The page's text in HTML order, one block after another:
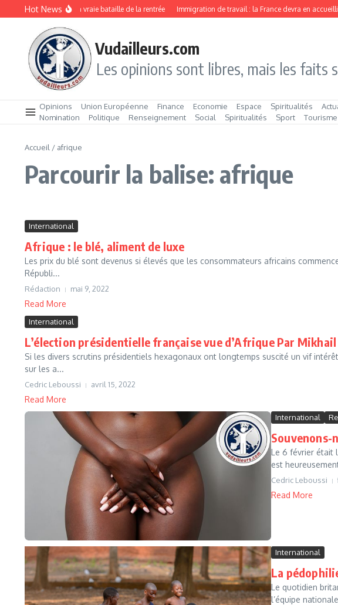
Aller au contenu
Hot News
Click & Collect : la vraie bataille de la rentrée Immigration de travail : la France devra en accueillir
Vudailleurs.com
Les opinions sont libres, mais les faits
Opinions Union Européenne Finance Economie Espace Spiritualités
Nomination
Politique Renseignement Social Spiritualités Sport Tourisme
Accueil / afrique
Parcourir la balise: afrique
International
Afrique : le blé, aliment de luxe
Les prix du blé sont devenus si élevés que les consommateurs africains
Républi...
Rédaction mai 9, 2022
Read More
International
L’élection présidentielle française vue d’Afrique Par
Si les divers scrutins présidentiels hexagonaux ont longtemps suscité un vif
sur les a...
Cedric Leboussi avril 15, 2022
Read More
International
Souvenons-
Le 6 février était
est
Cedric Leboussi
Read More
International
La
Le quotidien
l’équipe